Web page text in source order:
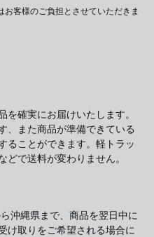
客様のご負担とさせていただきま
確実にお届けいたします。
、また商品が準備できている
ることができます。軽トラッ
どで送料が変わりません。
沖縄県まで、商品を翌日中に
け取りをご希望される場合に